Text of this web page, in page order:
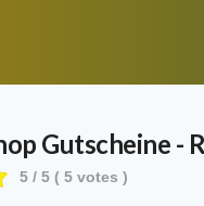
Gutscheine -
5 / 5 (5 votes )